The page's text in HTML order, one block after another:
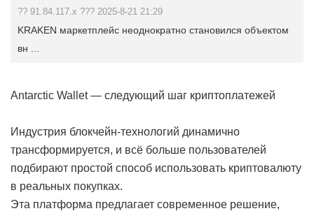
?? 91.84.117.x ??? 2025-8-21 21:29
KRAKEN маркетплейс неоднократно становился объектом
вн ...
Antarctic Wallet — следующий шаг криптоплатежей
Индустрия блокчейн-технологий динамично
трансформируется, и всё больше пользователей
подбирают простой способ использовать криптовалюту
в реальных покупках.
Эта платформа предлагает современное решение,